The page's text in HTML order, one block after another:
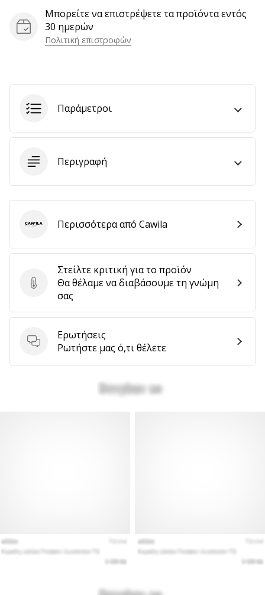
αποφέρουν
έσοδα.
Εμφάνιση
όλων
των
Μπορείτε να επιστρέψετε τα προϊόντα εντός
30 ημερών
Πολιτική επιστροφών
Παράμετροι
Περιγραφή
Στείλτε κριτική για το προϊόν
Στείλτε κριτική για το προϊόν
Θα θέλαμε να διαβάσουμε τη γνώμη
σας
Ερωτήσεις
Ερωτήσεις
Ρωτήστε μας ό,τι θέλετε
CawilaΠερισσότερα από Cawila